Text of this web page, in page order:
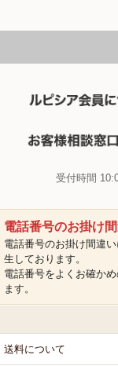
受付時間
電話番号のお掛け
電話番号のお掛け間違
生しております。
電話番号をよくお確か
ます。
送料について